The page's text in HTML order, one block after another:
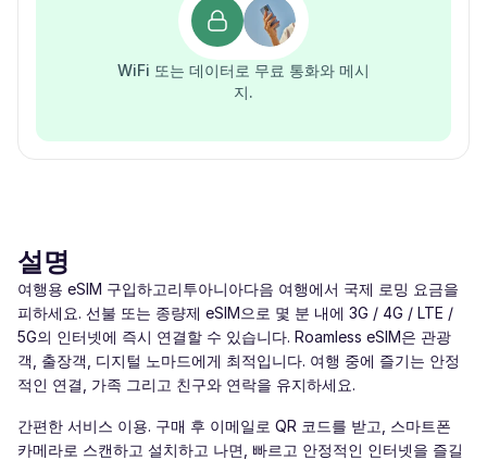
WiFi 또는 데이터로 무료 통화와 메시
지.
설명
여행용 eSIM 구입하고리투아니아다음 여행에서 국제 로밍 요금을
피하세요. 선불 또는 종량제 eSIM으로 몇 분 내에 3G / 4G / LTE /
5G의 인터넷에 즉시 연결할 수 있습니다. Roamless eSIM은 관광
객, 출장객, 디지털 노마드에게 최적입니다. 여행 중에 즐기는 안정
적인 연결, 가족 그리고 친구와 연락을 유지하세요.
간편한 서비스 이용. 구매 후 이메일로 QR 코드를 받고, 스마트폰
카메라로 스캔하고 설치하고 나면, 빠르고 안정적인 인터넷을 즐길